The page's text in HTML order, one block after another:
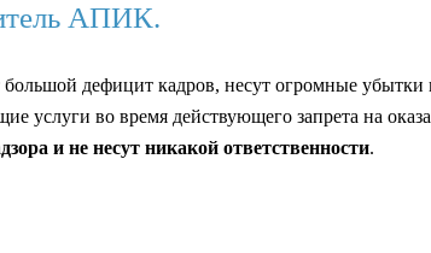
АПИК.
дефицит кадров, несут огромные убытки
услуги во время действующего запрета на
и не несут никакой ответственности.